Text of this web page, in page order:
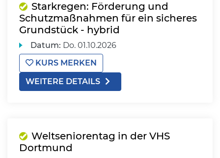
Starkregen: Förderung und
Schutzmaßnahmen für ein sicheres
Grundstück - hybrid
Datum: Do. 01.10.2026
KURS MERKEN
WEITERE DETAILS
Weltseniorentag in der VHS
Dortmund